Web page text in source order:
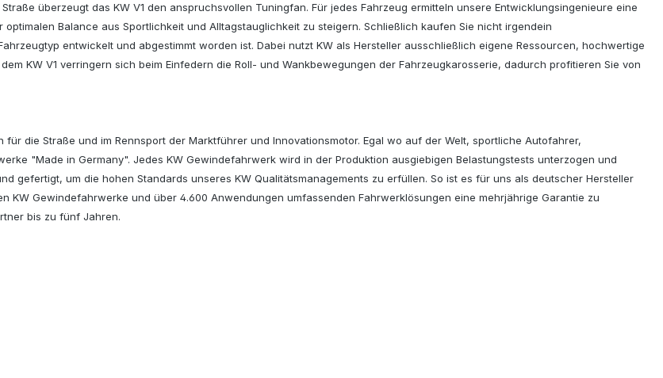
überzeugt das KW V1 den anspruchsvollen Tuningfan. Für jedes Fahrzeug ermitteln unsere Entwicklungsingenieure eine
Balance aus Sportlichkeit und Alltagstauglichkeit zu steigern. Schließlich kaufen Sie nicht irgendein
entwickelt und abgestimmt worden ist. Dabei nutzt KW als Hersteller ausschließlich eigene Ressourcen, hochwertige
KW V1 verringern sich beim Einfedern die Roll- und Wankbewegungen der Fahrzeugkarosserie, dadurch profitieren Sie von
die Straße und im Rennsport der Marktführer und Innovationsmotor. Egal wo auf der Welt, sportliche Autofahrer,
"Made in Germany". Jedes KW Gewindefahrwerk wird in der Produktion ausgiebigen Belastungstests unterzogen und
gefertigt, um die hohen Standards unseres KW Qualitätsmanagements zu erfüllen. So ist es für uns als deutscher Hersteller
KW Gewindefahrwerke und über 4.600 Anwendungen umfassenden Fahrwerklösungen eine mehrjährige Garantie zu
bis zu fünf Jahren.